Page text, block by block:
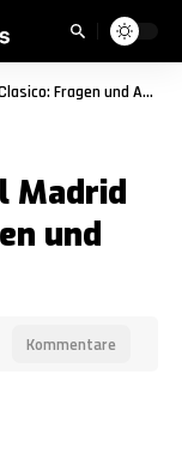
Fragen und Antworten
Madrid
und
Kommentare